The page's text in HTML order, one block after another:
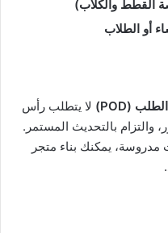
القطط والكلاب)
أو الطلاب
لا يتطلب رأس
والتزام بالتحديث المستمر.
يمكنك بناء متجر